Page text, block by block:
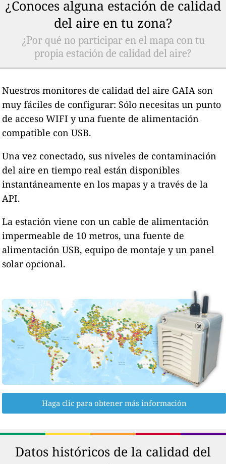
¿Conoces alguna estación de calidad
del aire en tu zona?
¿Por qué no participar en el mapa con tu
propia estación de calidad del aire?
Nuestros monitores de calidad del aire GAIA son
muy fáciles de configurar: Sólo necesitas un punto
de acceso WIFI y una fuente de alimentación
compatible con USB.
Una vez conectado, sus niveles de contaminación
del aire en tiempo real están disponibles
instantáneamente en los mapas y a través de la
API.
La estación viene con un cable de alimentación
impermeable de 10 metros, una fuente de
alimentación USB, equipo de montaje y un panel
solar opcional.
Haga clic para obtener más información
Datos históricos de la calidad del